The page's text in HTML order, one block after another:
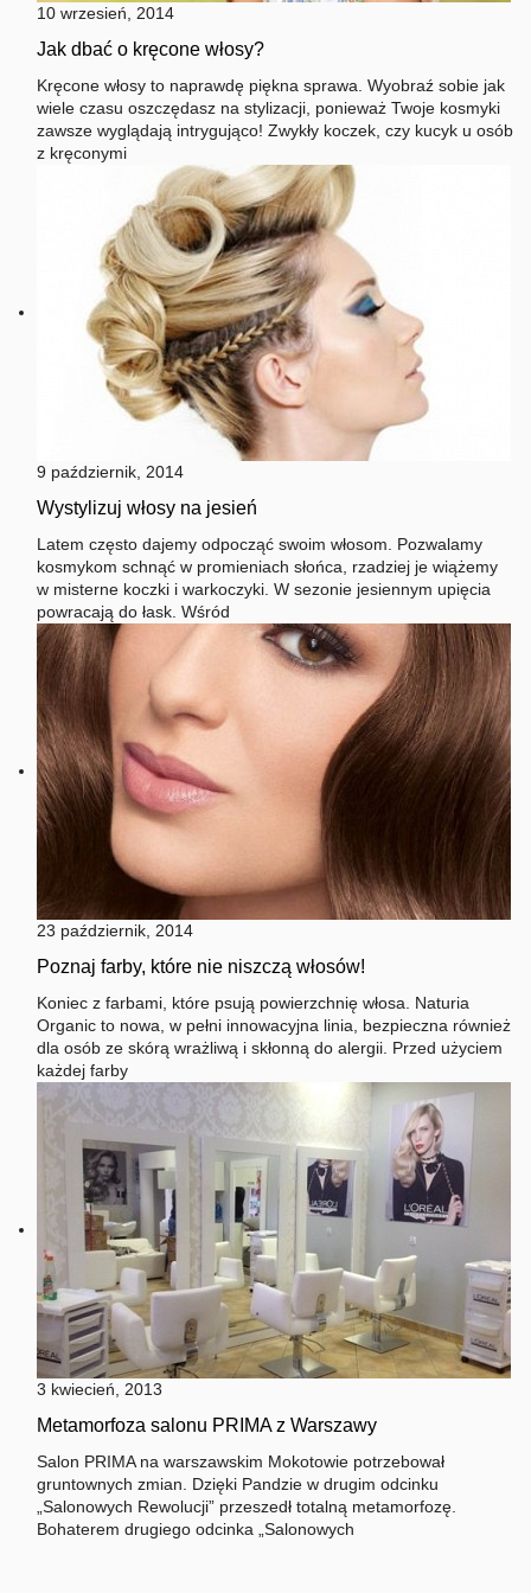
10 wrzesień, 2014
Jak dbać o kręcone włosy?
Kręcone włosy to naprawdę piękna sprawa. Wyobraź sobie jak
wiele czasu oszczędasz na stylizacji, ponieważ Twoje kosmyki
zawsze wyglądają intrygująco! Zwykły koczek, czy kucyk u osób
z kręconymi
9 październik, 2014
Wystylizuj włosy na jesień
Latem często dajemy odpocząć swoim włosom. Pozwalamy
kosmykom schnąć w promieniach słońca, rzadziej je wiążemy
w misterne koczki i warkoczyki. W sezonie jesiennym upięcia
powracają do łask. Wśród
23 październik, 2014
Poznaj farby, które nie niszczą włosów!
Koniec z farbami, które psują powierzchnię włosa. Naturia
Organic to nowa, w pełni innowacyjna linia, bezpieczna również
dla osób ze skórą wrażliwą i skłonną do alergii. Przed użyciem
każdej farby
3 kwiecień, 2013
Metamorfoza salonu PRIMA z Warszawy
Salon PRIMA na warszawskim Mokotowie potrzebował
gruntownych zmian. Dzięki Pandzie w drugim odcinku
„Salonowych Rewolucji” przeszedł totalną metamorfozę.
Bohaterem drugiego odcinka „Salonowych